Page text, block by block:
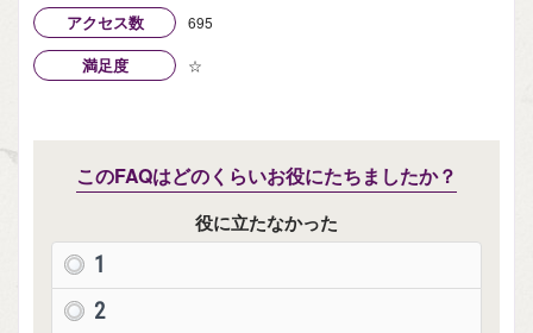
アクセス数 695
満足度 ☆
このFAQはどのくらいお役にたちましたか？
役に立たなかった
1
2